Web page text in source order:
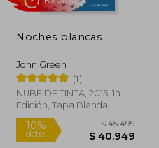
Noches blancas
John Green
(1)
NUBE DE TINTA, 2015, 1a
Edición, Tapa Blanda,
Nuevo